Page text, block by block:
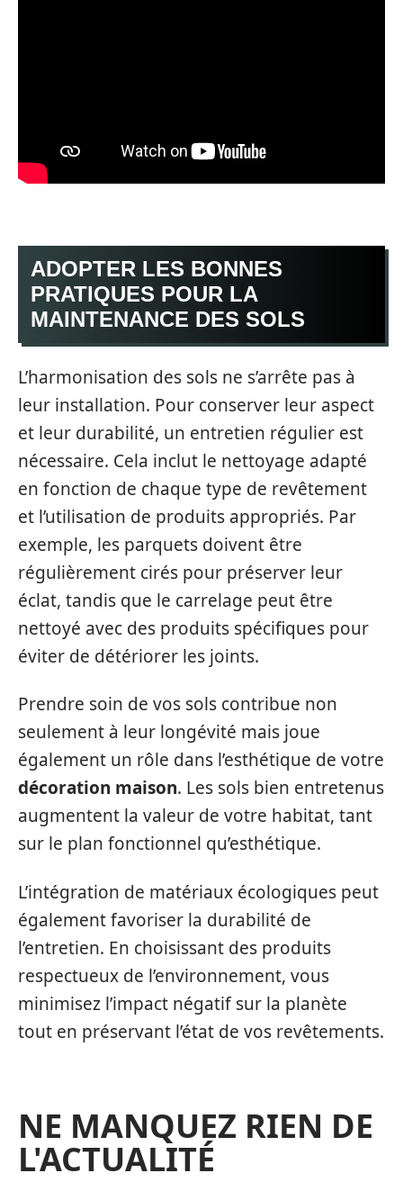
ADOPTER LES BONNES
PRATIQUES POUR LA
MAINTENANCE DES SOLS
L’harmonisation des sols ne s’arrête pas à
leur installation. Pour conserver leur aspect
et leur durabilité, un entretien régulier est
nécessaire. Cela inclut le nettoyage adapté
en fonction de chaque type de revêtement
et l’utilisation de produits appropriés. Par
exemple, les parquets doivent être
régulièrement cirés pour préserver leur
éclat, tandis que le carrelage peut être
nettoyé avec des produits spécifiques pour
éviter de détériorer les joints.
Prendre soin de vos sols contribue non
seulement à leur longévité mais joue
également un rôle dans l’esthétique de votre
décoration maison. Les sols bien entretenus
augmentent la valeur de votre habitat, tant
sur le plan fonctionnel qu’esthétique.
L’intégration de matériaux écologiques peut
également favoriser la durabilité de
l’entretien. En choisissant des produits
respectueux de l’environnement, vous
minimisez l’impact négatif sur la planète
tout en préservant l’état de vos revêtements.
NE MANQUEZ RIEN DE
L'ACTUALITÉ